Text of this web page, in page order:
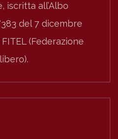
iscritta all’Albo
del 7 dicembre
(Federazione